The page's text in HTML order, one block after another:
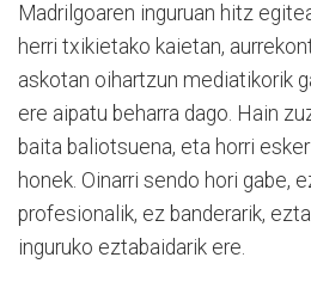
Madrilgoaren inguruan hitz
herri txikietako kaietan,
askotan oihartzun mediatikorik
ere aipatu beharra dago. Hain
baita baliotsuena, eta horri
honek. Oinarri sendo hori gabe,
profesionalik, ez banderarik,
inguruko eztabaidarik ere.